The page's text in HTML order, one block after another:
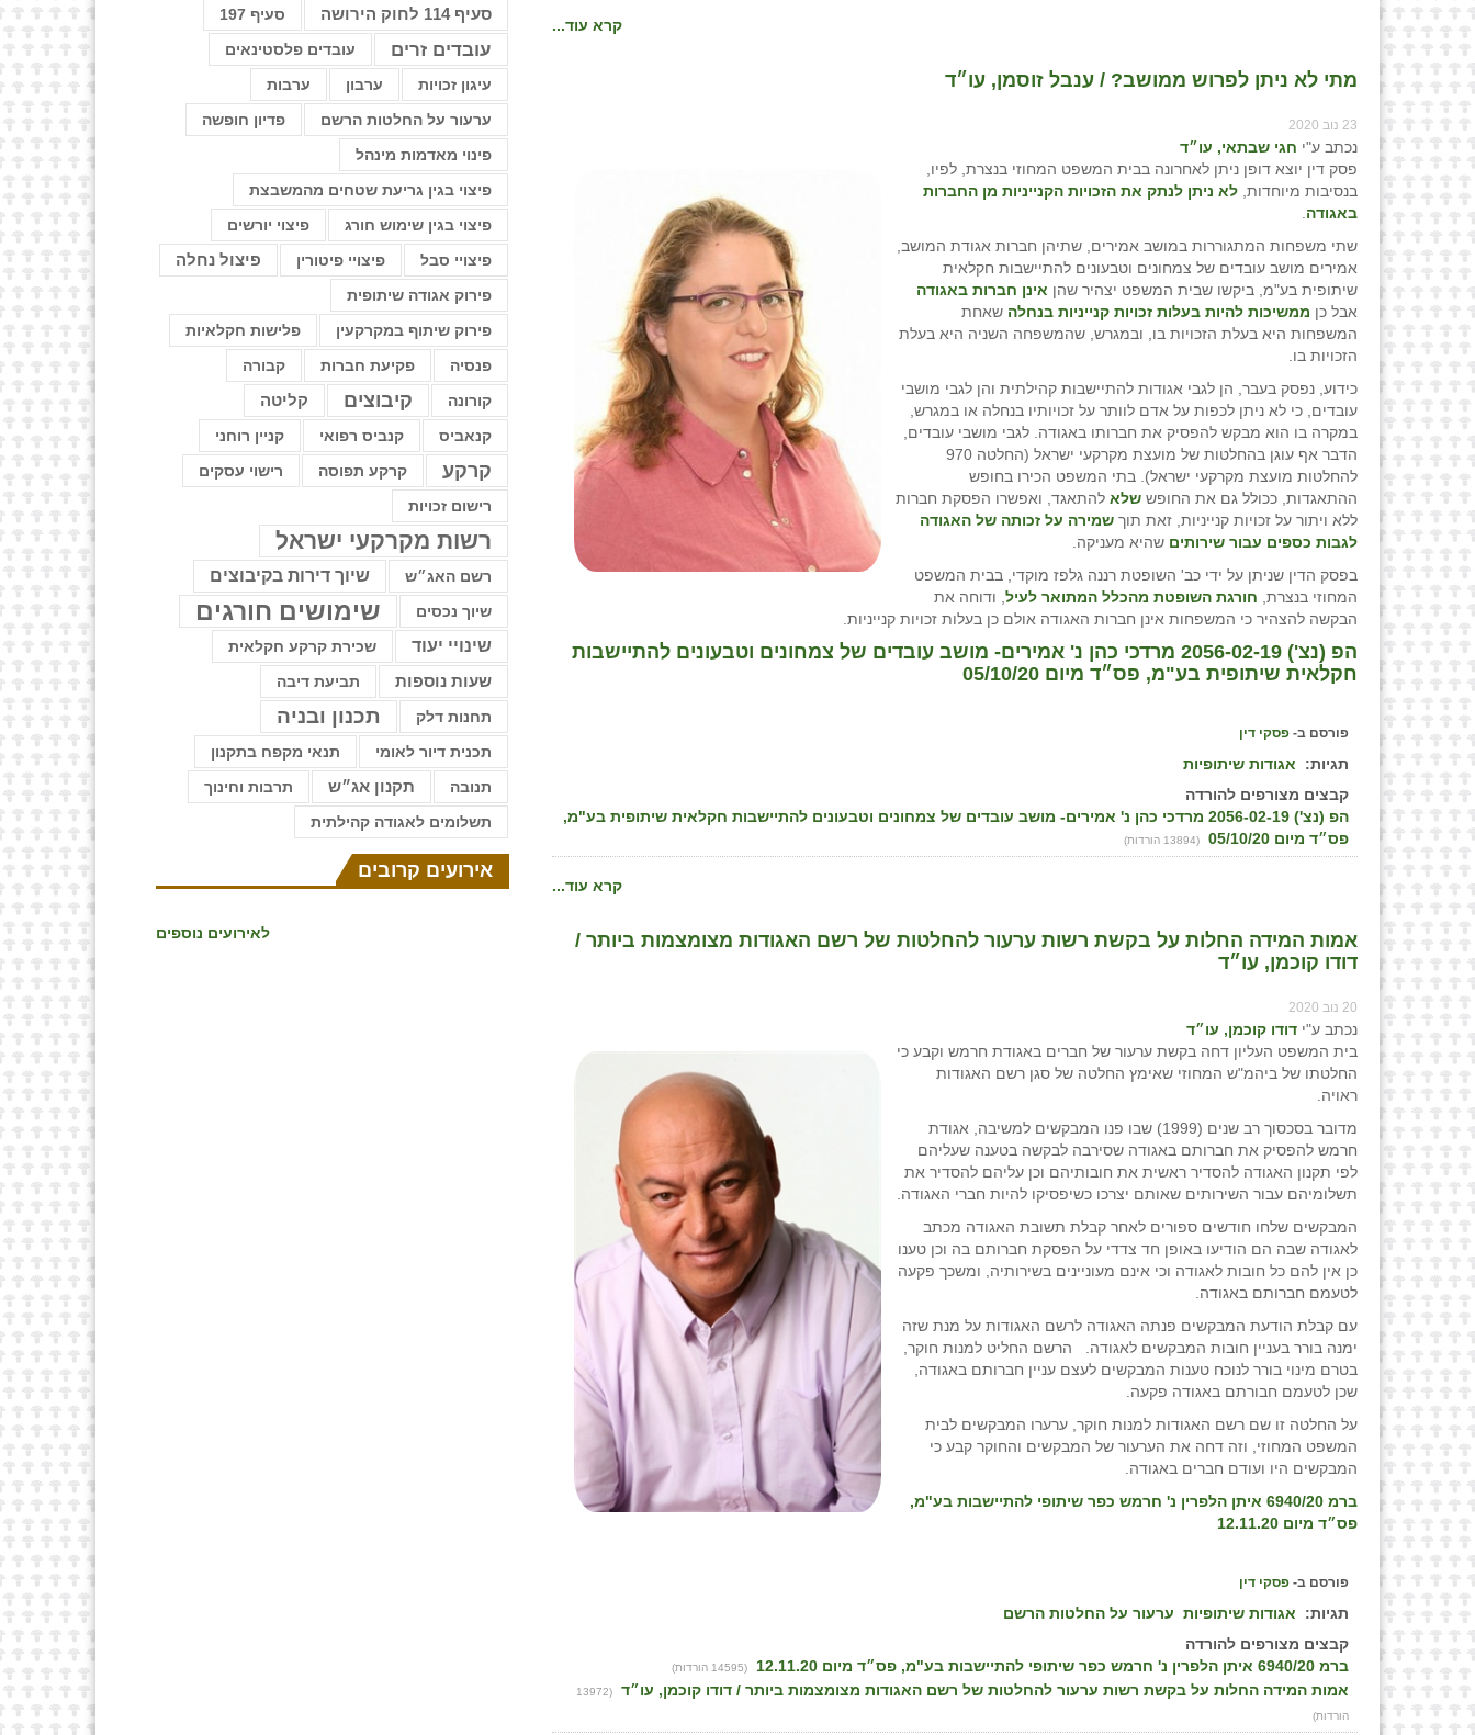
קרא עוד...
מתי לא ניתן לפרוש ממושב? / ענבל זוסמן, עו״ד
23 נוב 2020
נכתב ע"י חגי שבתאי, עו״ד
פסק דין יוצא דופן ניתן לאחרונה בבית המשפט המחוזי בנצרת, לפיו,
בנסיבות מיוחדות, לא ניתן לנתק את הזכויות הקנייניות מן החברות
באגודה
שתי משפחות המתגוררות במושב אמירים, שתיהן חברות אגודת המושב,
אמירים מושב עובדים של צמחונים וטבעונים להתיישבות חקלאית
שיתופית בע"מ, ביקשו שבית המשפט יצהיר שהן אינן חברות באגודה
אבל כן ממשיכות להיות בעלות זכויות קנייניות בנחלה שאחת
המשפחות היא בעלת הזכויות בו, ובמגרש, שהמשפחה השניה היא בעלת
הזכויות בו.
כידוע, נפסק בעבר, הן לגבי אגודות להתיישבות קהילתית והן לגבי מושבי
עובדים, כי לא ניתן לכפות על אדם לוותר על זכויותיו בנחלה או במגרש,
במקרה בו הוא מבקש להפסיק את חברותו באגודה. לגבי מושבי עובדים,
הדבר אף עוגן בהחלטות של מועצת מקרקעי ישראל (החלטה 970
להחלטות מועצת מקרקעי ישראל). בתי המשפט הכירו בחופש
ההתאגדות, ככולל גם את החופש שלא להתאגד, ואפשרו הפסקת חברות
ללא ויתור על זכויות קנייניות, זאת תוך שמירה על זכותה של האגודה
לגבות כספים עבור שירותים שהיא מעניקה.
בפסק הדין שניתן על ידי כב' השופטת רננה גלפז מוקדי, בבית המשפט
המחוזי בנצרת, חורגת השופטת מהכלל המתואר לעיל , ודוחה את
הבקשה להצהיר כי המשפחות אינן חברות האגודה אולם כן בעלות זכויות קנייניות.
הפ (נצ') 2056-02-19 מרדכי כהן נ' אמירים- מושב עובדים של צמחונים וטבעונים להתיישבות
חקלאית שיתופית בע"מ, פס״ד מיום 05/10/20
פורסם ב- פסקי דין
תגיות:
אגודות שיתופיות
קבצים מצורפים להורדה
הפ (נצ') 2056-02-19 מרדכי כהן נ' אמירים- מושב עובדים של צמחונים וטבעונים להתיישבות חקלאית שיתופית בע"מ,
פס״ד מיום 05/10/20
(13894 הורדות)
קרא עוד...
אמות המידה החלות על בקשת רשות ערעור להחלטות של רשם האגודות מצומצמות ביותר /
דודו קוכמן, עו״ד
20 נוב 2020
נכתב ע"י דודו קוכמן, עו״ד
בית המשפט העליון דחה בקשת ערעור של חברים באגודת חרמש וקבע כי
החלטתו של ביהמ"ש המחוזי שאימץ החלטה של סגן רשם האגודות
ראויה.
מדובר בסכסוך רב שנים (1999) שבו פנו המבקשים למשיבה, אגודת
חרמש להפסיק את חברותם באגודה שסירבה לבקשה בטענה שעליהם
לפי תקנון האגודה להסדיר ראשית את חובותיהם וכן עליהם להסדיר את
תשלומיהם עבור השירותים שאותם יצרכו כשיפסיקו להיות חברי האגודה.
המבקשים שלחו חודשים ספורים לאחר קבלת תשובת האגודה מכתב
לאגודה שבה הם הודיעו באופן חד צדדי על הפסקת חברותם בה וכן טענו
כן אין להם כל חובות לאגודה וכי אינם מעוניינים בשירותיה, ומשכך פקעה
לטעמם חברותם באגודה.
עם קבלת הודעת המבקשים פנתה האגודה לרשם האגודות על מנת שזה
ימנה בורר בעניין חובות המבקשים לאגודה. הרשם החליט למנות חוקר,
בטרם מינוי בורר לנוכח טענות המבקשים לעצם עניין חברותם באגודה,
שכן לטעמם חבורתם באגודה פקעה.
על החלטה זו שם רשם האגודות למנות חוקר, ערערו המבקשים לבית
המשפט המחוזי, וזה דחה את הערעור של המבקשים והחוקר קבע כי
המבקשים היו ועודם חברים באגודה.
ברמ 6940/20 איתן הלפרין נ' חרמש כפר שיתופי להתיישבות בע"מ,
פס״ד מיום 12.11.20
פורסם ב- פסקי דין
תגיות: אגודות שיתופיות ערעור על החלטות הרשם
קבצים מצורפים להורדה
ברמ 6940/20 איתן הלפרין נ' חרמש כפר שיתופי להתיישבות בע"מ, פס״ד מיום 12.11.20
(14595 הורדות)
אמות המידה החלות על בקשת רשות ערעור להחלטות של רשם האגודות מצומצמות ביותר / דודו קוכמן, עו״ד
(13972
הורדות)
סעיף 114 לחוק הירושה
סעיף 197
עובדים זרים
עובדים פלסטינאים
עיגון זכויות
ערבון
ערבות
ערעור על החלטות הרשם
פדיון חופשה
פינוי מאדמות מינהל
פיצוי בגין גריעת שטחים מהמשבצת
פיצוי בגין שימוש חורג
פיצוי יורשים
פיצויי סבל
פיצויי פיטורין
פיצול נחלה
פירוק אגודה שיתופית
פירוק שיתוף במקרקעין
פלישות חקלאיות
פנסיה
פקיעת חברות
קבורה
קורונה
קיבוצים קליטה
קנאביס קנביס רפואי קניין רוחני
קרקע קרקע תפוסה
רישוי עסקים
רישום זכויות
רשות מקרקעי ישראל
רשם האג״ש שיוך דירות בקיבוצים
שיוך נכסים שימושים חורגים
שינויי יעוד שכירת קרקע חקלאית
שעות נוספות
תביעת דיבה
תחנות דלק
תכנון ובניה
תכנית דיור לאומי
תנאי מקפח בתקנון
תנובה
תקנון אג״ש
תרבות וחינוך
תשלומים לאגודה קהילתית
אירועים קרובים
לאירועים נוספים